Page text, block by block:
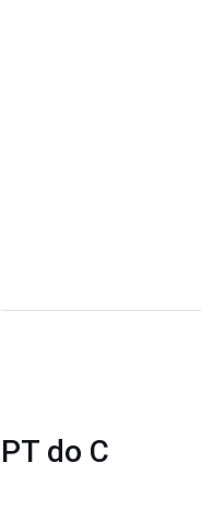
PT do C